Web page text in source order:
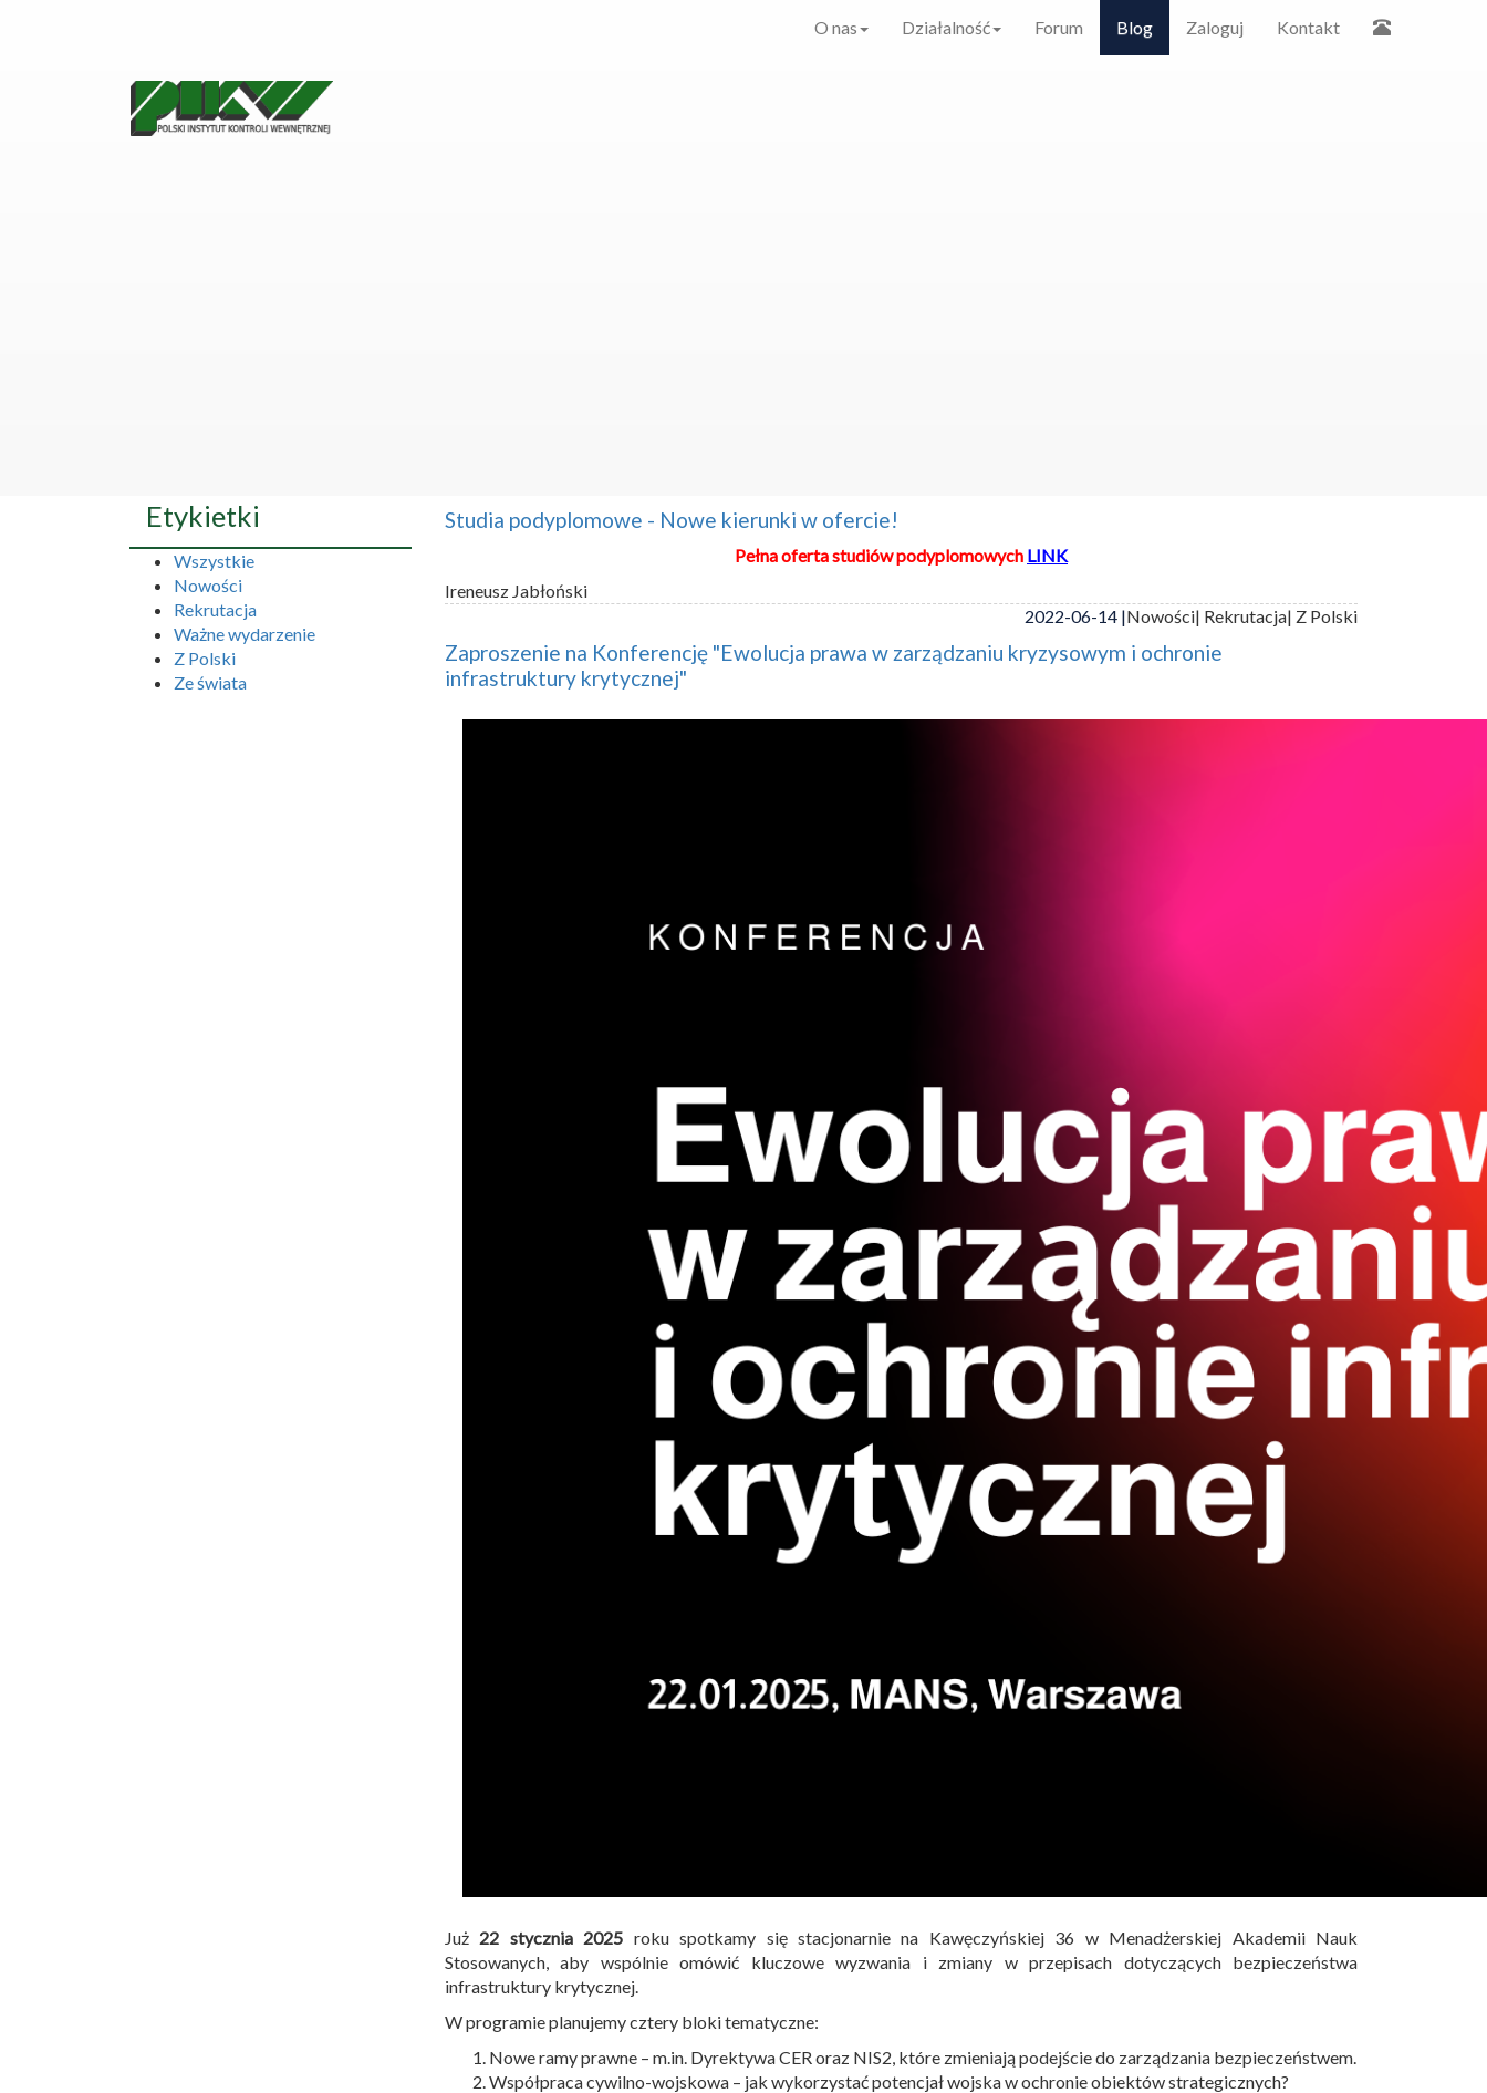
O nas Działalność Forum Blog Zaloguj Kontakt
Studia podyplomowe - Nowe kierunki w ofercie!
Pełna oferta studiów podyplomowych LINK
Ireneusz Jabłoński
2022-06-14 |Nowości| Rekrutacja| Z Polski
Zaproszenie na Konferencję "Ewolucja prawa w zarządzaniu kryzysowym i ochronie
infrastruktury krytycznej"
Już 22 stycznia 2025 roku spotkamy się stacjonarnie na Kawęczyńskiej 36 w Menadżerskiej Akademii Nauk
Stosowanych, aby wspólnie omówić kluczowe wyzwania i zmiany w przepisach dotyczących bezpieczeństwa
infrastruktury krytycznej.
W programie planujemy cztery bloki tematyczne:
Nowe ramy prawne – m.in. Dyrektywa CER oraz NIS2, które zmieniają podejście do zarządzania bezpieczeństwem.
Współpraca cywilno-wojskowa – jak wykorzystać potencjał wojska w ochronie obiektów strategicznych?
Etykietki
Wszystkie
Nowości
Rekrutacja
Ważne wydarzenie
Z Polski
Ze świata